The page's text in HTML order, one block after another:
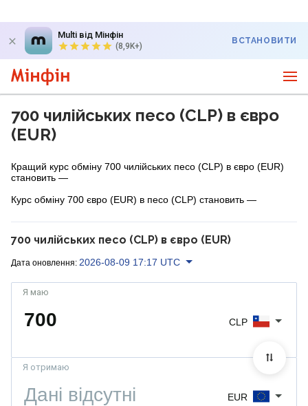
Multi від Мінфін
(8,9K+)
ВСТАНОВИТИ
700 чилійських песо (CLP) в євро
(EUR)
Кращий курс обміну 700 чилійських песо (CLP) в євро (EUR)
становить —
Курс обміну 700 євро (EUR) в песо (CLP) становить —
700 чилійських песо (CLP) в євро (EUR)
Дата оновлення: 2026-08-09 17:17 UTC
Я маю
CLP
Я отримаю
EUR